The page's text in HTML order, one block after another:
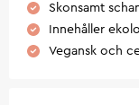
Skonsamt
Innehåller
Vegansk och